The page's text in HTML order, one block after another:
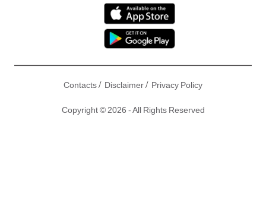
Contacts/ Disclaimer/ Privacy Policy
Copyright © 2026 - All Rights Reserved